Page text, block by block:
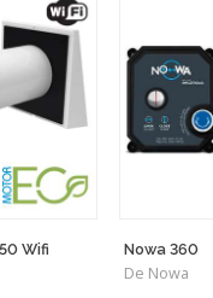
Wifi Nowa 360
De Nowa